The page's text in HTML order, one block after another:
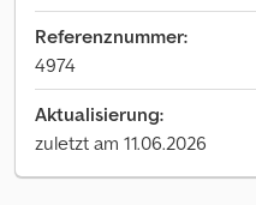
Referenznummer:
4974
Aktualisierung:
zuletzt am 11.06.2026